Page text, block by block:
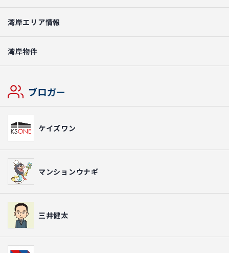
湾岸エリア情報
湾岸物件
ブロガー
ケイズワン
マンションウナギ
三井健太